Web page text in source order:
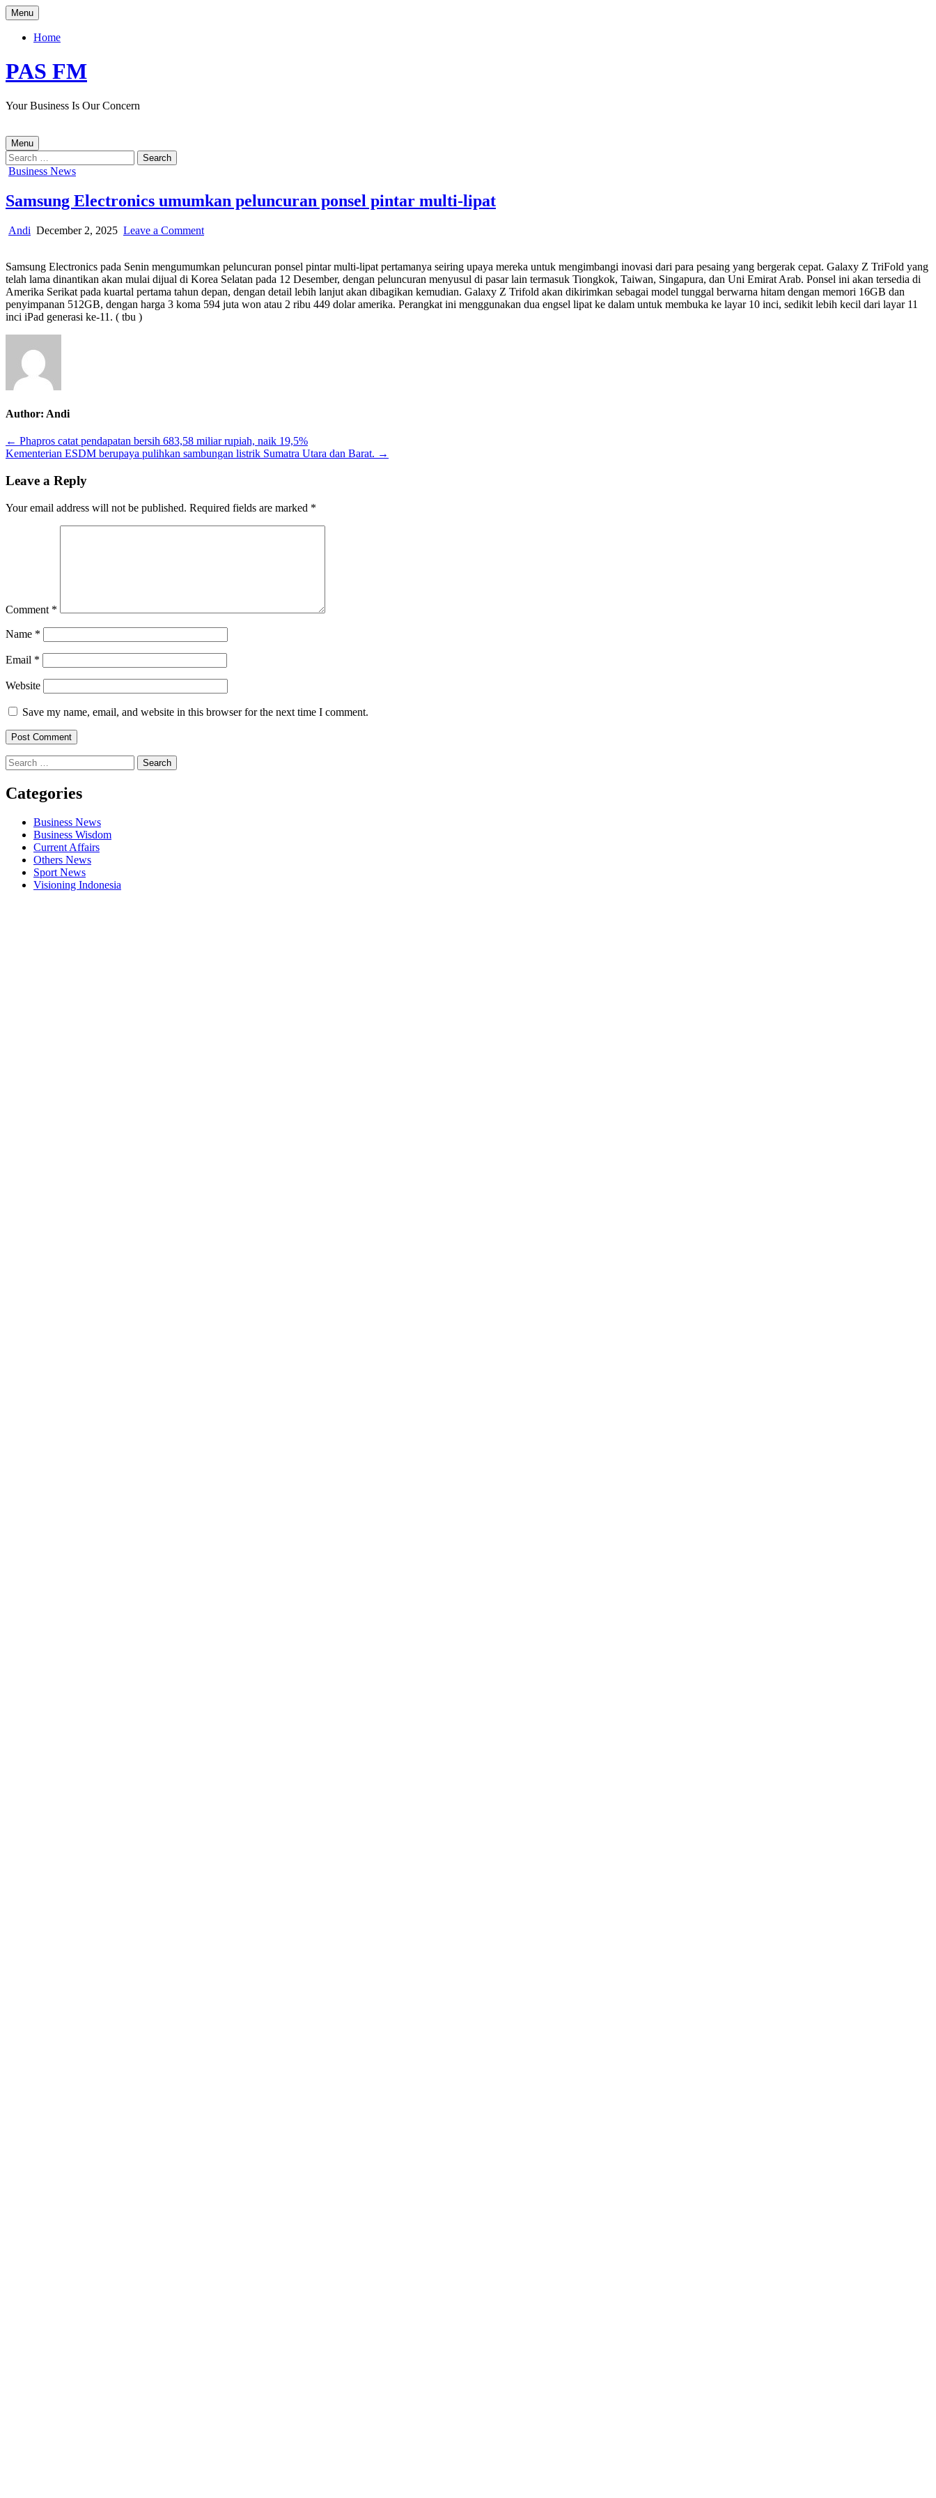
Skip
to
content
Menu
Home
PAS FM
Your Business Is Our Concern
Menu
Search
for:
Posted
Business News
Samsung Electronics umumkan peluncuran ponsel pintar multi-lipat
Author:
Andi Published
December 2, 2025 Leave a Commenton
umumkan
peluncuran
ponsel
pintar
Samsung Electronics pada Senin mengumumkan peluncuran ponsel pintar multi-lipat pertamanya seiring upaya mereka untuk mengimbangi inovasi dari para pesaing yang bergerak cepat. Galaxy Z TriFold yang
telah lama dinantikan akan mulai dijual di Korea Selatan pada 12 Desember, dengan peluncuran menyusul di pasar lain termasuk Tiongkok, Taiwan, Singapura, dan Uni Emirat Arab. Ponsel ini akan tersedia di
Amerika Serikat pada kuartal pertama tahun depan, dengan detail lebih lanjut akan dibagikan kemudian. Galaxy Z Trifold akan dikirimkan sebagai model tunggal berwarna hitam dengan memori 16GB dan
penyimpanan 512GB, dengan harga 3 koma 594 juta won atau 2 ribu 449 dolar amerika. Perangkat ini menggunakan dua engsel lipat ke dalam untuk membuka ke layar 10 inci, sedikit lebih kecil dari layar 11
inci iPad generasi ke-11. ( tbu )
Author: Andi
Post
navigation
← Phapros catat pendapatan bersih 683,58 miliar rupiah, naik 19,5%
Kementerian ESDM berupaya pulihkan sambungan listrik Sumatra Utara dan Barat. →
Leave a Reply
Your email address will not be published. Required fields are marked *
Comment *
Name *
Email *
Website
Save my name, email, and website in this browser for the next time I comment.
Search
for:
Categories
Business News
Business Wisdom
Current Affairs
Others News
Sport News
Visioning Indonesia